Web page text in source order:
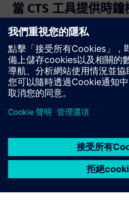
當 CTS 工具提供時
麼要執行 CTS 後檢查？
時鐘分析儀的主要功